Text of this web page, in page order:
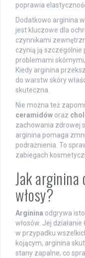
poprawia
Dodatkowo arginina
jest kluczowe dla
czynnikami
czynią ją szczególnie
problemami
Kiedy arginina
do warstw skóry
skuteczna.
Nie można też
ceramidów oraz
zachowania zdrowej
arginina pomaga
podrażnienia. To
zabiegach
Jak arginina
włosy?
Arginina odgrywa
włosów. Jej
w przypadku
kojącym, arginina
stany zapalne, co